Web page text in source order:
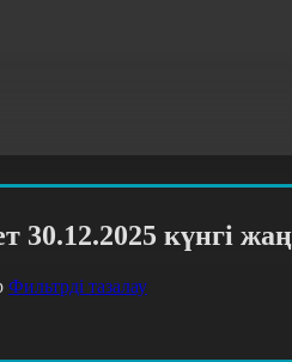
30.12.2025 күнгі
Фильтрді тазалау